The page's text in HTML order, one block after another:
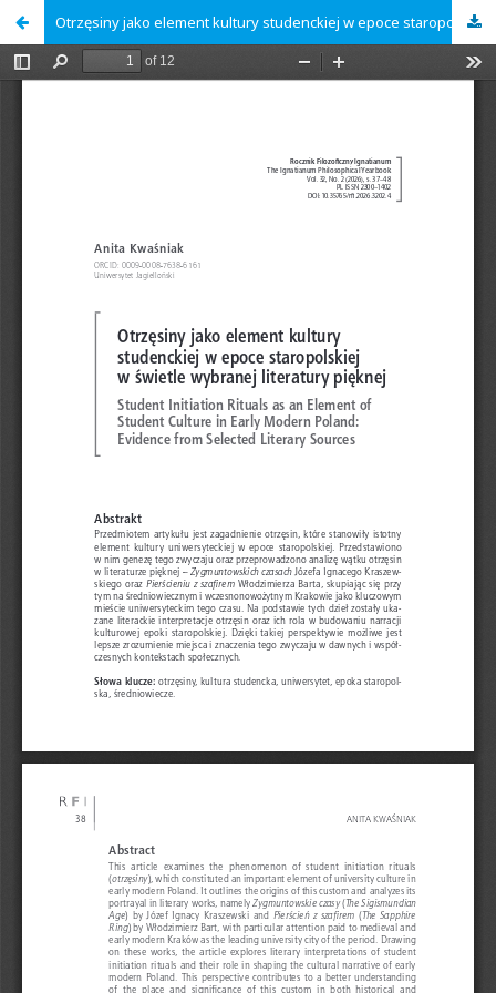
Otrzęsiny jako element kultury studenckiej w epoce staropolskiej w świetle wybranej literatury pięknej